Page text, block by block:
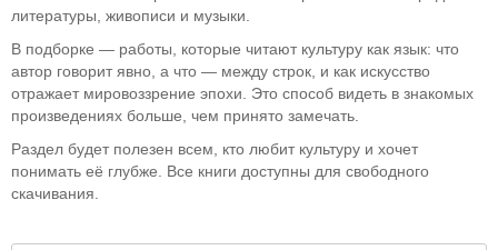
литературы, живописи и музыки.
В подборке — работы, которые читают культуру как язык: что
автор говорит явно, а что — между строк, и как искусство
отражает мировоззрение эпохи. Это способ видеть в знакомых
произведениях больше, чем принято замечать.
Раздел будет полезен всем, кто любит культуру и хочет
понимать её глубже. Все книги доступны для свободного
скачивания.